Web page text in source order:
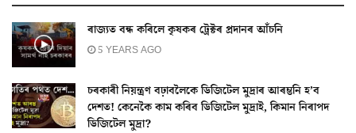
ৰাজ্যত বন্ধ কৰিলে কৃষকৰ ট্ৰেক্টৰ প্ৰদানৰ আঁচনি
5 YEARS AGO
চৰকাৰী নিয়ন্ত্ৰণ বঢ়াবলৈকে ডিজিটেল মুদ্ৰাৰ আৰম্ভনি হ’ব
দেশত! কেনেকৈ কাম কৰিব ডিজিটেল মুদ্ৰাই, কিমান নিৰাপদ
ডিজিটেল মুদ্ৰা?